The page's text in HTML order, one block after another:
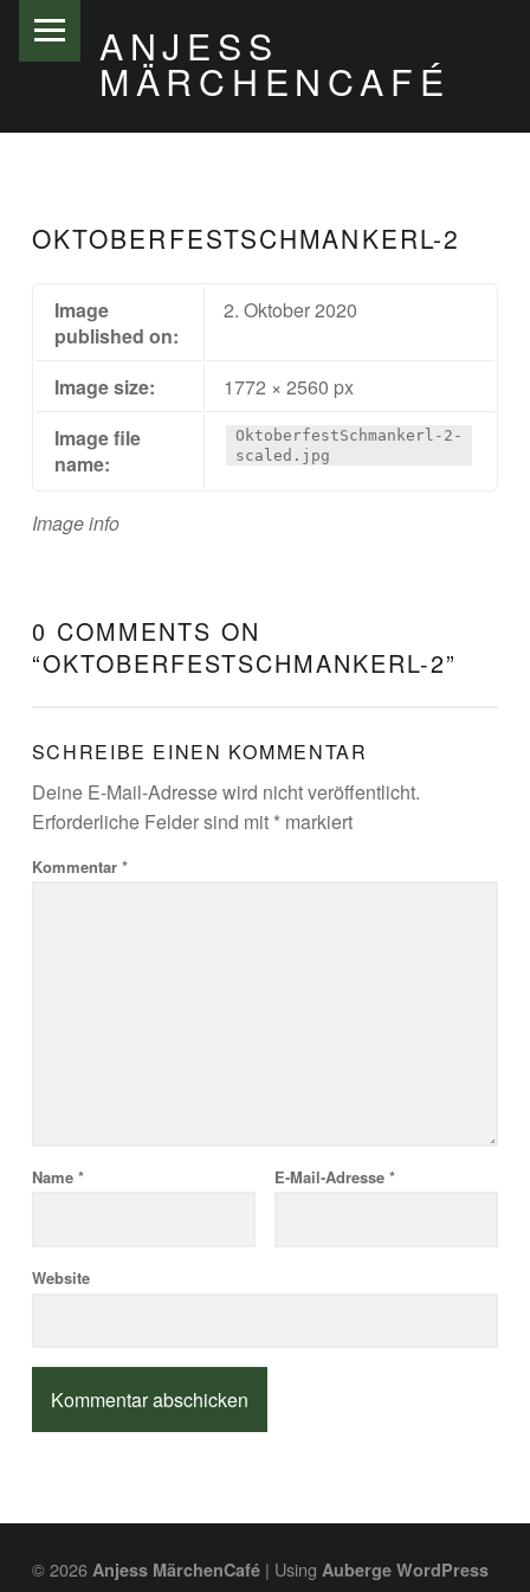
ANJESS
MÄRCHENCAFÉ
OKTOBERFESTSCHMANKERL-2
Image info
Image
published on:
2. Oktober 2020
Image size:
1772 × 2560 px
Image file
name:
OktoberfestSchmankerl-2-
scaled.jpg
0 COMMENTS ON
“OKTOBERFESTSCHMANKERL-2”
SCHREIBE EINEN KOMMENTAR
Deine E-Mail-Adresse wird nicht veröffentlicht.
Erforderliche Felder sind mit *markiert
Kommentar *
Name * E-Mail-Adresse *
Website
© 2026 Anjess MärchenCafé | Using Auberge WordPress